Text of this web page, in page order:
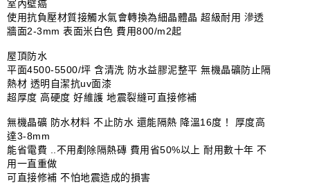
室內壁癌
使用抗負壓材質接觸水氣會轉換為細晶體晶 超級耐用 滲透
牆面2-3mm 表面米白色 費用800/m2起
屋頂防水
平面4500-5500/坪 含清洗 防水益膠泥整平 無機晶礦防止隔
熱材 透明自潔抗uv面漆
超厚度 高硬度 好維護 地震裂縫可直接修補
無機晶礦 防水材料 不止防水 還能隔熱 降溫16度！ 厚度高
達3-8mm
能省電費 ..不用剷除隔熱磚 費用省50%以上 耐用數十年 不
用一直重做
可直接修補 不怕地震造成的損害